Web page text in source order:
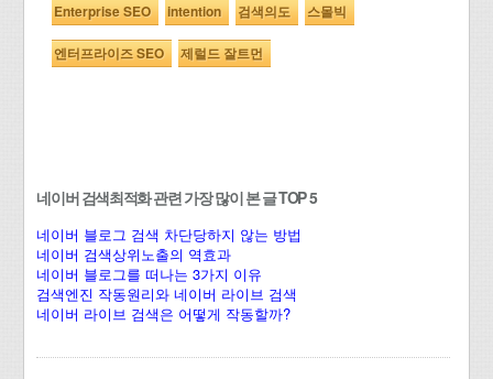
Enterprise SEO intention 검색의도 스몰빅
엔터프라이즈 SEO 제럴드 잘트먼
네이버 검색최적화 관련 가장 많이 본 글 TOP 5
네이버 블로그 검색 차단당하지 않는 방법
네이버 검색상위노출의 역효과
네이버 블로그를 떠나는 3가지 이유
검색엔진 작동원리와 네이버 라이브 검색
네이버 라이브 검색은 어떻게 작동할까?